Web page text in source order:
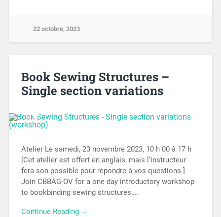
22 octobre, 2023
Book Sewing Structures –
Single section variations
Atelier Le samedi, 23 novembre 2023, 10 h 00 à 17 h
[Cet atelier est offert en anglais, mais l’instructeur
fera son possible pour répondre à vos questions.]
Join CBBAG-OV for a one day introductory workshop
to bookbinding sewing structures….
Continue Reading →